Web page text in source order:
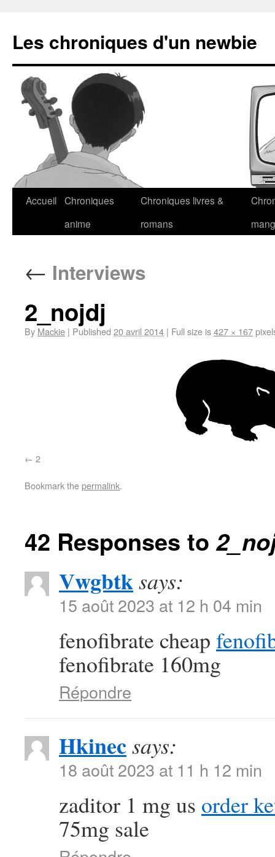
Les chroniques d'un newbie
Accueil Chroniques
anime
Chroniques livres &
romans
← Interviews
2_nojdj
By Mackie | Published 20 avril 2014 | Full size is427 × 167
2
Bookmark thepermalink.
42 Responses to
Vwgbtksays:
15 août 2023 at 12 h 04 min
fenofibrate cheap
fenofibrate 160mg
Répondre
Hkinecsays:
18 août 2023 at 11 h 12 min
zaditor 1 mg us order
75mg sale